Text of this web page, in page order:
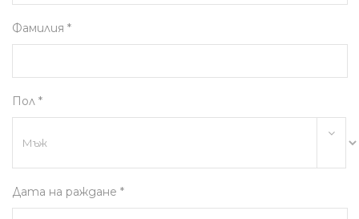
Фамилия *
Пол *
Дата на раждане *